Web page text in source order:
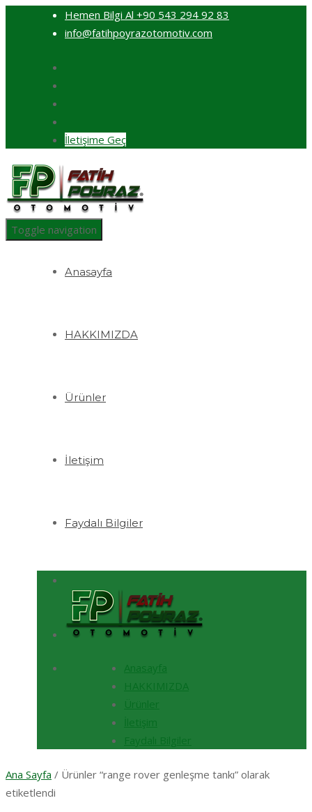
Hemen Bilgi Al +90 543 294 92 83
info@fatihpoyrazotomotiv.com
İletişime Geç
Toggle navigation
Anasayfa
HAKKIMIZDA
Ürünler
İletişim
Faydalı Bilgiler
Anasayfa
HAKKIMIZDA
Ürünler
İletişim
Faydalı Bilgiler
Ana Sayfa / Ürünler “range rover genleşme tankı” olarak
etiketlendi